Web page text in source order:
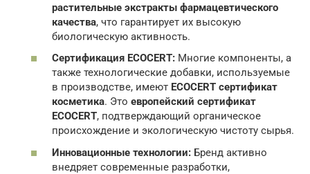
растительные экстракты фармацевтического
качества, что гарантирует их высокую
биологическую активность.
Сертификация ECOCERT: Многие компоненты, а
также технологические добавки, используемые
в производстве, имеют ECOCERT сертификат
косметика. Это европейский сертификат
ECOCERT, подтверждающий органическое
происхождение и экологическую чистоту сырья.
Инновационные технологии: Бренд активно
внедряет современные разработки,